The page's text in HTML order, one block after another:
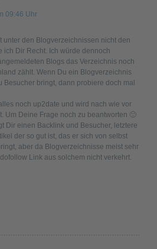
09:46 Uhr
unter den Blogverzeichnissen nicht den
ich Dir Recht. Ich würde dennoch
Blogs das Verzeichnis noch
zählt. Wenn Du ein Blogverzeichnis
Besucher bringt, dann probiere doch mal
noch up2date und wird nach wie vor
Um Deine Frage noch zu beantworten 🙂
Dir einen Backlink und Besucher, letztere
der so gut ist, das er sich von selbst
aber da Blogverzeichnisse meist sehr
Link aus solchem nicht verkehrt.